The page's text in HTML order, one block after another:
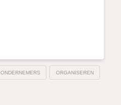
ONDERNEMERS ORGANISEREN